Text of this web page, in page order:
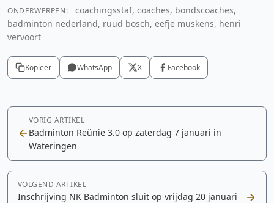
ONDERWERPEN:
coachingsstaf, coaches, bondscoaches,
badminton nederland, ruud bosch, eefje muskens, henri
vervoort
Kopieer WhatsApp X Facebook
VORIG ARTIKEL
Badminton Reünie 3.0 op zaterdag 7 januari in
Wateringen
VOLGEND ARTIKEL
Inschrijving NK Badminton sluit op vrijdag 20 januari